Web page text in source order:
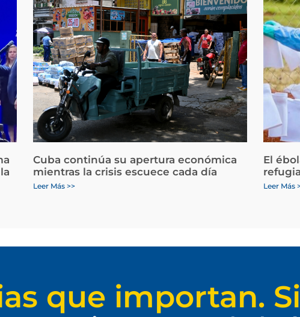
Cuba continúa su apertura económica
mientras la crisis escuece cada día
Leer Más >>
El
Leer Más
que importan.